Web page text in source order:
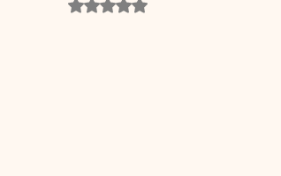
Material gratuito e Publicidade
Avaliado com NaN de 5 estrelas.